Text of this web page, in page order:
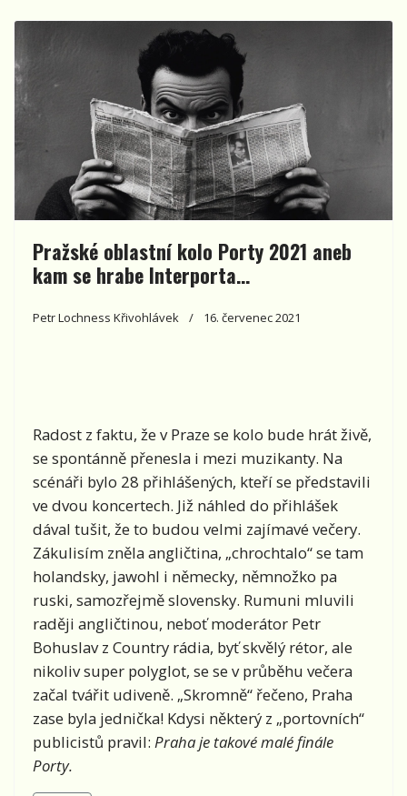
Pražské oblastní kolo Porty 2021 aneb
kam se hrabe Interporta…
Petr Lochness Křivohlávek 16. červenec 2021
Radost z faktu, že v Praze se kolo bude hrát živě,
se spontánně přenesla i mezi muzikanty. Na
scénáři bylo 28 přihlášených, kteří se představili
ve dvou koncertech. Již náhled do přihlášek
dával tušit, že to budou velmi zajímavé večery.
Zákulisím zněla angličtina, „chrochtalo“ se tam
holandsky, jawohl i německy, němnožko pa
ruski, samozřejmě slovensky. Rumuni mluvili
raději angličtinou, neboť moderátor Petr
Bohuslav z Country rádia, byť skvělý rétor, ale
nikoliv super polyglot, se se v průběhu večera
začal tvářit udiveně. „Skromně“ řečeno, Praha
zase byla jednička! Kdysi některý z „portovních“
publicistů pravil: Praha je takové malé finále
Porty.